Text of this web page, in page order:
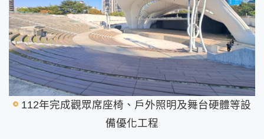
112年完成觀眾席座椅、戶外照明及舞台硬體等設
備優化工程